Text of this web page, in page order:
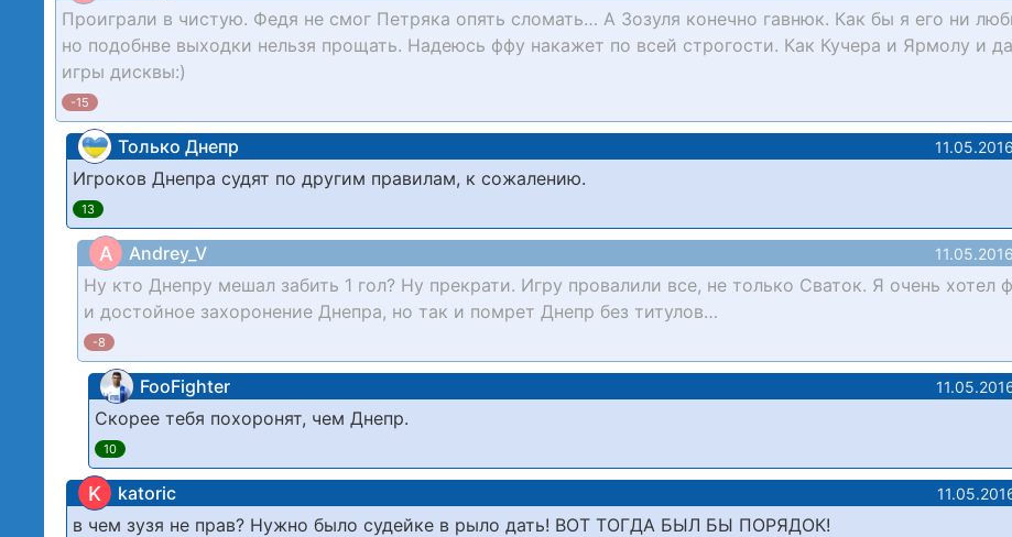
Проиграли в чистую. Федя не смог Петряка опять сломать… А Зозуля конечно гавнюк. Как бы я его ни
но подобнве выходки нельзя прощать. Надеюсь ффу накажет по всей строгости. Как Кучера и Ярмолу и
игры дисквы:)
-15
Только Днепр
Игроков Днепра судят по другим правилам, к сожалению.
13
A Andrey_V
Ну кто Днепру мешал забить 1 гол? Ну прекрати. Игру провалили все, не только Сваток. Я очень хотел
и достойное захоронение Днепра, но так и помрет Днепр без титулов…
-8
FooFighter
Скорее тебя похоронят, чем Днепр.
10
K katoric
в чем зузя не прав? Нужно было судейке в рыло дать! ВОТ ТОГДА БЫЛ БЫ ПОРЯДОК!